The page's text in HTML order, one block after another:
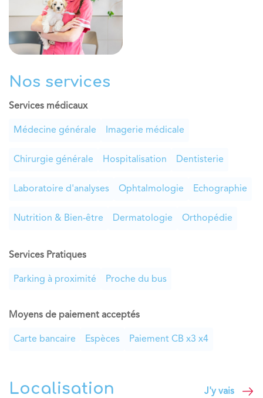
Nos services
Services médicaux
Médecine générale Imagerie médicale
Chirurgie générale Hospitalisation Dentisterie
Laboratoire d'analyses Ophtalmologie Echographie
Nutrition & Bien-être Dermatologie Orthopédie
Services Pratiques
Parking à proximité Proche du bus
Moyens de paiement acceptés
Carte bancaire Espèces Paiement CB x3 x4
Localisation J'y vais